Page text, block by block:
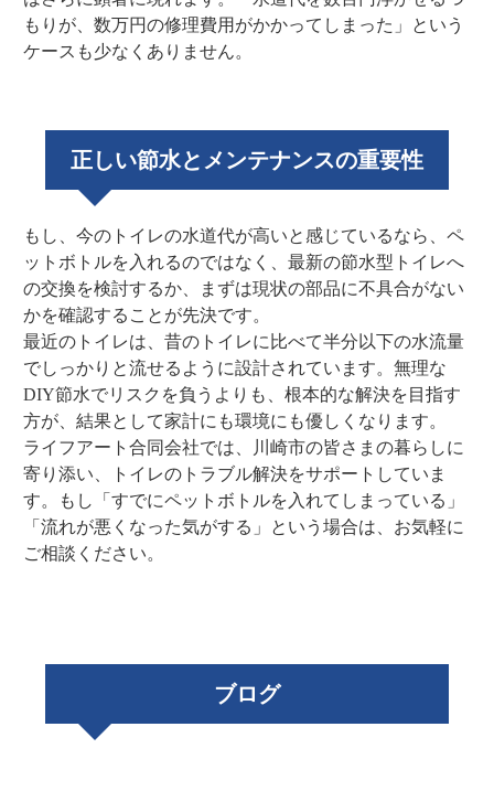
もりが、数万円の修理費用がかかってしまった」という
ケースも少なくありません。
正しい節水とメンテナンスの重要性
もし、今のトイレの水道代が高いと感じているなら、ペ
ットボトルを入れるのではなく、最新の節水型トイレへ
の交換を検討するか、まずは現状の部品に不具合がない
かを確認することが先決です。
最近のトイレは、昔のトイレに比べて半分以下の水流量
でしっかりと流せるように設計されています。無理な
DIY節水でリスクを負うよりも、根本的な解決を目指す
方が、結果として家計にも環境にも優しくなります。
ライフアート合同会社では、川崎市の皆さまの暮らしに
寄り添い、トイレのトラブル解決をサポートしていま
す。もし「すでにペットボトルを入れてしまっている」
「流れが悪くなった気がする」という場合は、お気軽に
ご相談ください。
ブログ